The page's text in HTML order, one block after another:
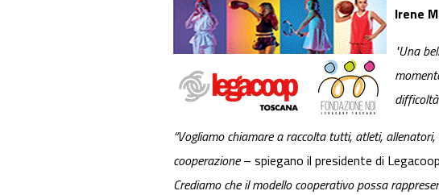
Irene
"Una
“Vogliamo chiamare a raccolta tutti, atleti,
cooperazione– spiegano il presidente di
Crediamo che il modello cooperativo possa